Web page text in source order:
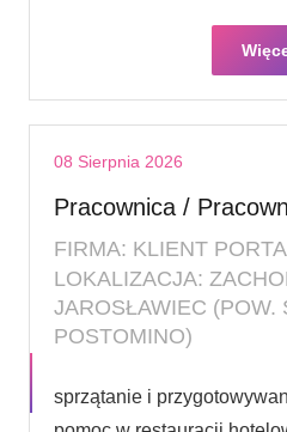
08 Sierpnia 2026
Pracownica /
FIRMA: KLIENT
LOKALIZACJA:
JAROSŁAWIEC (POW.
POSTOMINO)
sprzątanie i